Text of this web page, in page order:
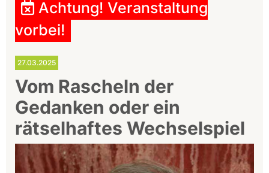
Achtung! Veranstaltung
vorbei!
27.03.2025
Vom Rascheln der
Gedanken oder ein
rätselhaftes Wechselspiel